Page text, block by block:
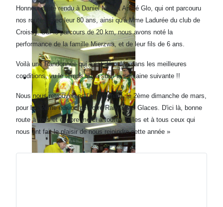
Honneur a été rendu à Daniel Nay et André Glo, qui ont parcouru
nos routes avec leur 80 ans, ainsi qu'à Mme Ladurée du club de
Croissy. Sur le parcours de 20 km, nous avons noté la
performance de la famille Mierzwa, et de leur fils de 6 ans.
Voilà une Randonnée qui s'est déroulée dans les meilleures
conditions, vu le temps qui a suivi la semaine suivante !!
Nous nous retrouverons l'an prochain, le 2ème dimanche de mars,
pour la 32ème édition de notre Rallye des Glaces. D'ici là, bonne
route à tous et encore merci à toutes celles et à tous ceux qui
nous ont fait le plaisir de nous rejoindre cette année »